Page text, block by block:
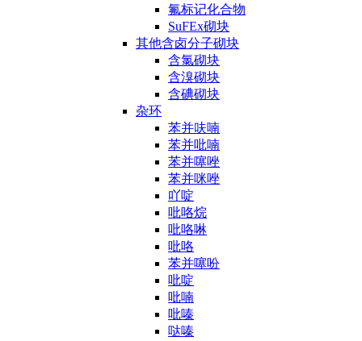
氟标记化合物
SuFEx砌块
其他含卤分子砌块
含氯砌块
含溴砌块
含碘砌块
杂环
苯并呋喃
苯并吡喃
苯并噻唑
苯并咪唑
吖啶
吡咯烷
吡咯啉
吡咯
苯并噻吩
吡啶
吡喃
吡嗪
哒嗪